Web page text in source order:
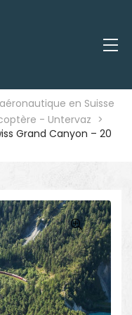
en Suisse
- Untervaz >
Grand Canyon – 20
🔍